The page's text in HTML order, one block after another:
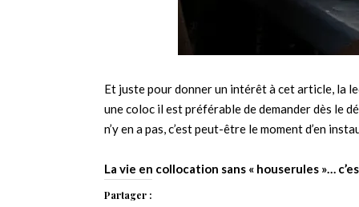
Et juste pour donner un intérêt à cet article, la
une coloc il est préférable de demander dès le
n’y en a pas, c’est peut-être le moment d’en
La vie en collocation sans « houserules »…
Partager :